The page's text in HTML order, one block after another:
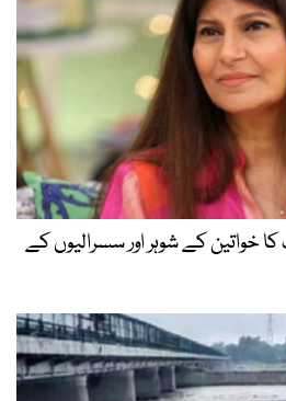
کا خواتین کے شوہر اور سسرالیوں کے